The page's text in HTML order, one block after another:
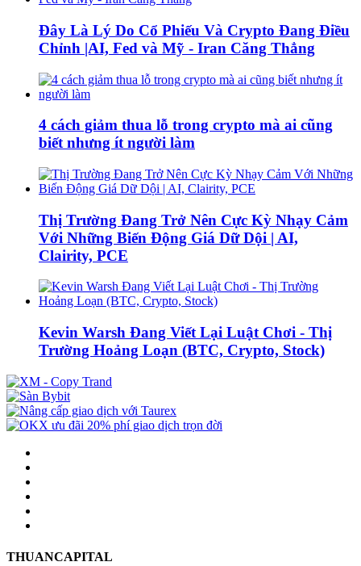
Đây Là Lý Do Cổ Phiếu Và Crypto Đang Điều
Chỉnh |AI, Fed và Mỹ - Iran Căng Thẳng
4 cách giảm thua lỗ trong crypto mà ai cũng
biết nhưng ít người làm
Thị Trường Đang Trở Nên Cực Kỳ Nhạy Cảm
Với Những Biến Động Giá Dữ Dội | AI,
Clairity, PCE
Kevin Warsh Đang Viết Lại Luật Chơi - Thị
Trường Hoảng Loạn (BTC, Crypto, Stock)
THUANCAPITAL